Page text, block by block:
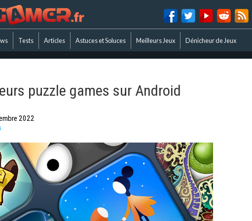
Tests Articles Astuces et Soluces Meilleurs Jeux Dénicheur de Jeux
puzzle games sur Android
2022